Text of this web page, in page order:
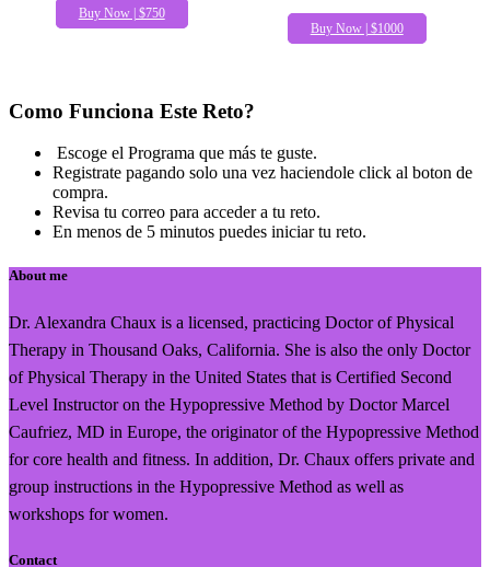
Buy Now | $750
Buy Now | $1000
Como Funciona Este Reto?
Escoge el Programa que más te guste.
Registrate pagando solo una vez haciendole click al boton de
compra.
Revisa tu correo para acceder a tu reto.
En menos de 5 minutos puedes iniciar tu reto.
About me
Dr. Alexandra Chaux is a licensed, practicing Doctor of Physical
Therapy in Thousand Oaks, California. She is also the only Doctor
of Physical Therapy in the United States that is Certified Second
Level Instructor on the Hypopressive Method by Doctor Marcel
Caufriez, MD in Europe, the originator of the Hypopressive Method
for core health and fitness. In addition, Dr. Chaux offers private and
group instructions in the Hypopressive Method as well as
workshops for women.
Contact